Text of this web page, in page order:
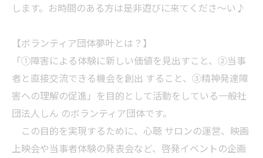
します。お時間のある方は是非遊びに来てくださ～い♪
【ボランティア団体夢叶とは？】
「①障害による体験に新しい価値を見出すこと、②当事
者と直接交流できる機会を創出 すること、③精神発達障
害への理解の促進」を目的として活動をしている一般社
団法人しん のボランティア団体です。
この目的を実現するために、心聴 サロンの運営、映画
上映会や当事者体験の発表会など、啓発イベントの企画